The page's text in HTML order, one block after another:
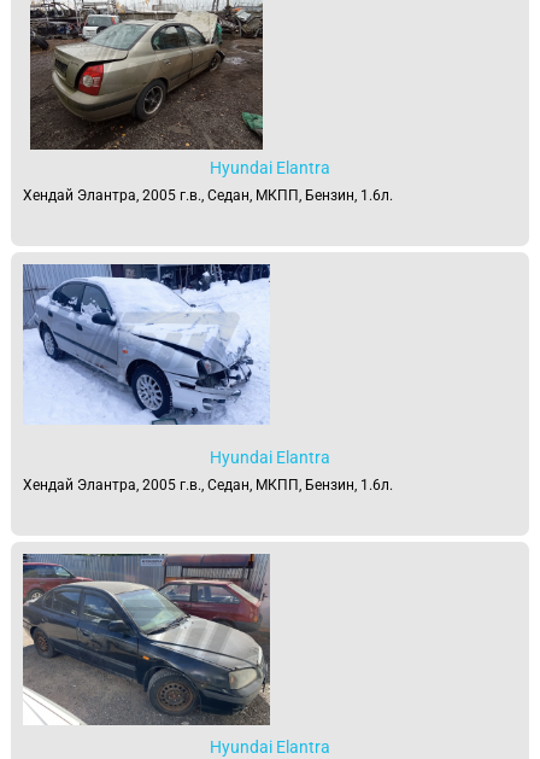
Hyundai Elantra
Хендай Элантра, 2005 г.в., Седан, МКПП, Бензин, 1.6л.
Hyundai Elantra
Хендай Элантра, 2005 г.в., Седан, МКПП, Бензин, 1.6л.
Hyundai Elantra